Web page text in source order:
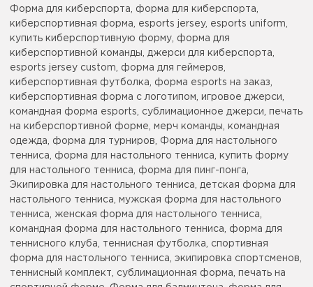
Форма для киберспорта, форма для киберспорта,
киберспортивная форма, esports jersey, esports uniform,
купить киберспортивную форму, форма для
киберспортивной команды, джерси для киберспорта,
esports jersey custom, форма для геймеров,
киберспортивная футболка, форма esports на заказ,
киберспортивная форма с логотипом, игровое джерси,
командная форма esports, сублимационное джерси, печать
на киберспортивной форме, мерч команды, командная
одежда, форма для турниров, Форма для настольного
тенниса, форма для настольного тенниса, купить форму
для настольного тенниса, форма для пинг-понга,
Экипировка для настольного тенниса, детская форма для
настольного тенниса, мужская форма для настольного
тенниса, женская форма для настольного тенниса,
командная форма для настольного тенниса, форма для
теннисного клуба, теннисная футболка, спортивная
форма для настольного тенниса, экипировка спортсменов,
теннисный комплект, сублимационная форма, печать на